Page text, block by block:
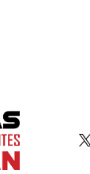
X